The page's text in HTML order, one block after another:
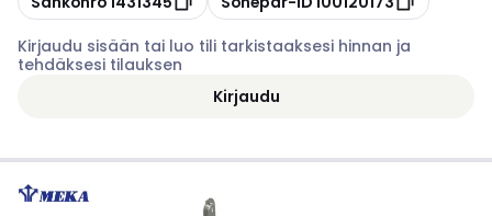
Kirjaudu sisään tai luo tili tarkistaaksesi hinnan ja
tehdäksesi tilauksen
Kirjaudu